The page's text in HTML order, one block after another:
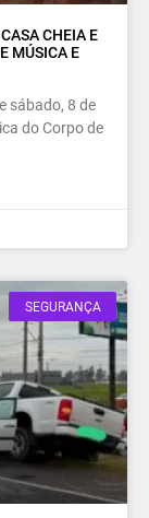
CHEIA E
MÚSICA E
sábado, 8 de
do Corpo de
SEGURANÇA